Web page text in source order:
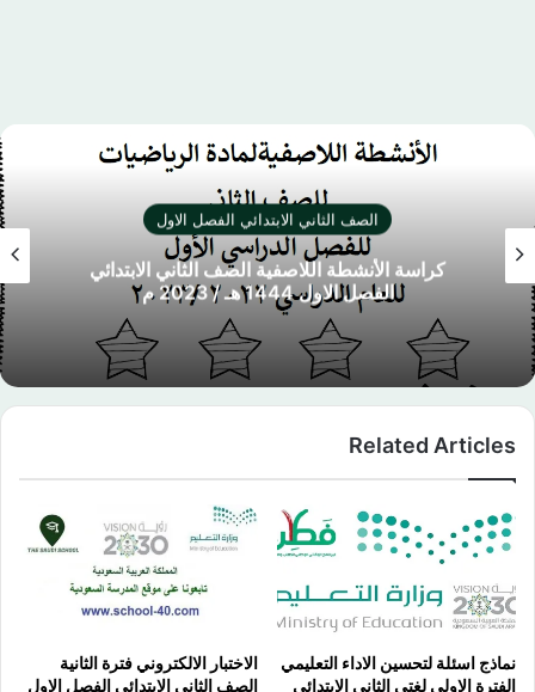
الصف الثاني الابتدائي الفصل الاول
كراسة الأنشطة اللاصفية الصف الثاني الابتدائي
الفصل الاول 1444 هـ / 2023 م
Related Articles
نماذج اسئلة لتحسين الاداء التعليمي
الفترة الاولى لغتي الثاني الابتدائي
الاختبار الالكتروني فترة الثانية
الصف الثاني الابتدائي الفصل الاول